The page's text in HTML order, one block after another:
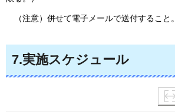
（注意）併せて電子メールで送付すること。
7.実施スケジュール